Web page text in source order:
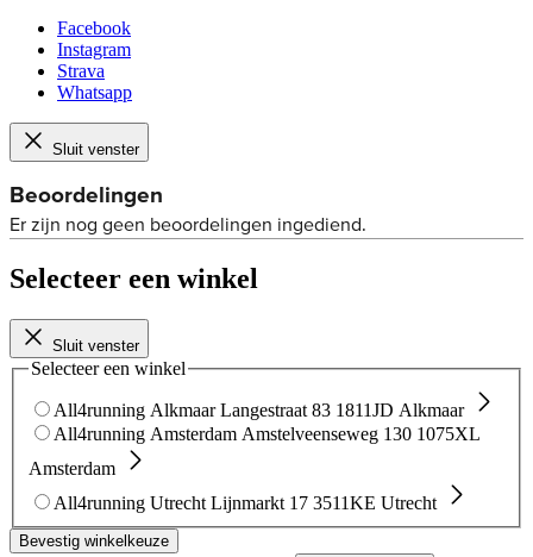
Facebook
Instagram
Strava
Whatsapp
Sluit venster
Selecteer een winkel
Sluit venster
Selecteer een winkel
All4running Alkmaar Langestraat 83 1811JD Alkmaar
All4running Amsterdam Amstelveenseweg 130 1075XL
Amsterdam
All4running Utrecht Lijnmarkt 17 3511KE Utrecht
Bevestig winkelkeuze